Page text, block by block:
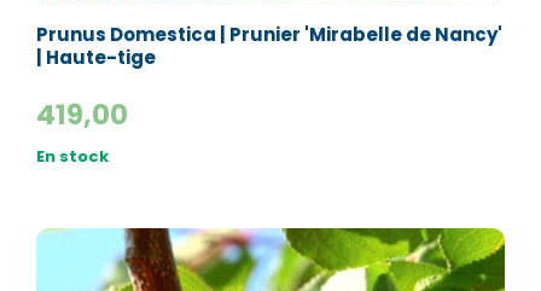
Prunus Domestica | Prunier 'Mirabelle de Nancy'
| Haute-tige
419,00
En stock